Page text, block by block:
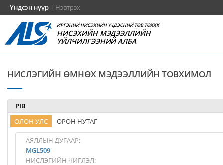
Үндсэн нүүр | Нэвтрэх
ИРГЭНИЙ НИСЭХИЙН ҮНДЭСНИЙ ТӨВ ТӨХХК
НИСЭХИЙН МЭДЭЭЛЛИЙН
ҮЙЛЧИЛГЭЭНИЙ АЛБА
НИСЛЭГИЙН ӨМНӨХ МЭДЭЭЛЛИЙН ТОВХИМОЛ
PIB
ОЛОН УЛС
ОРОН НУТАГ
АЯЛЛЫН ДУГААР:
MGL509
НИСЛЭГИЙН ЧИГЛЭЛ: